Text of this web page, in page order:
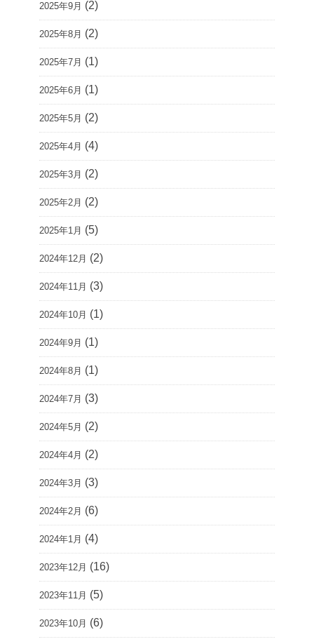
2025年9月 (2)
2025年8月 (2)
2025年7月 (1)
2025年6月 (1)
2025年5月 (2)
2025年4月 (4)
2025年3月 (2)
2025年2月 (2)
2025年1月 (5)
2024年12月 (2)
2024年11月 (3)
2024年10月 (1)
2024年9月 (1)
2024年8月 (1)
2024年7月 (3)
2024年5月 (2)
2024年4月 (2)
2024年3月 (3)
2024年2月 (6)
2024年1月 (4)
2023年12月 (16)
2023年11月 (5)
2023年10月 (6)